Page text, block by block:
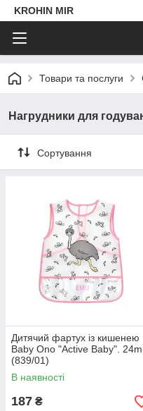
KROHIN MIR
Товари та послуги
Нагрудники для
Сортування
Дитячий фартух із кишенею
Baby Ono "Active Baby".
(839/01)
В наявності
187 ₴